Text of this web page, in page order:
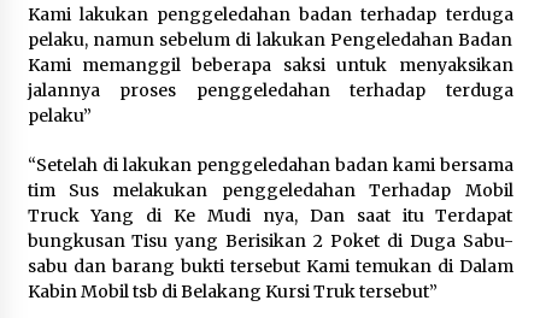
Kami lakukan penggeledahan badan terhadap terduga
pelaku, namun sebelum di lakukan Pengeledahan Badan
Kami memanggil beberapa saksi untuk menyaksikan
jalannya proses penggeledahan terhadap terduga
pelaku”
“Setelah di lakukan penggeledahan badan kami bersama
tim Sus melakukan penggeledahan Terhadap Mobil
Truck Yang di Ke Mudi nya, Dan saat itu Terdapat
bungkusan Tisu yang Berisikan 2 Poket di Duga Sabu-
sabu dan barang bukti tersebut Kami temukan di Dalam
Kabin Mobil tsb di Belakang Kursi Truk tersebut”